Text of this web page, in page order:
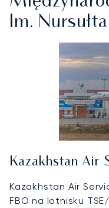
Im.
Kazakhstan Air
Kazakhstan Air
FBO na lotnisku